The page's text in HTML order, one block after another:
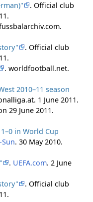
. Official club
.
.
. Official club
.
. worldfootball.net.
2010–11 season
1 June 2011.
29 June 2011.
in World Cup
. 30 May 2010.
. UEFA.com. 2 June
. Official club
.